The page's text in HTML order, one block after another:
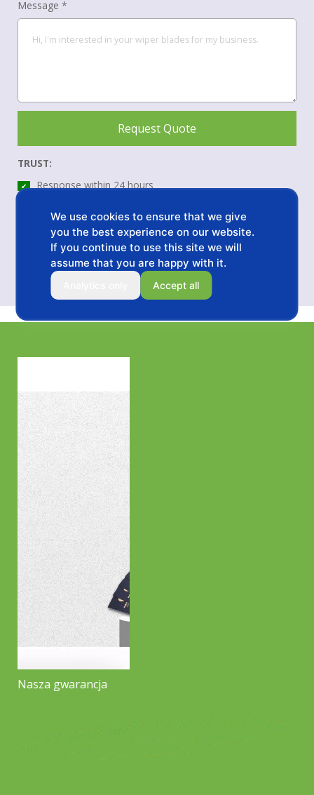
Message *
Request Quote
TRUST:
✔ Response within 24 hours
Professional Factory Support
*All your information will be kept strictly confidential.
Nasza gwarancja
We use cookies to ensure that we give
you the best experience on our website.
If you continue to use this site we will
assume that you are happy with it.
Accept all